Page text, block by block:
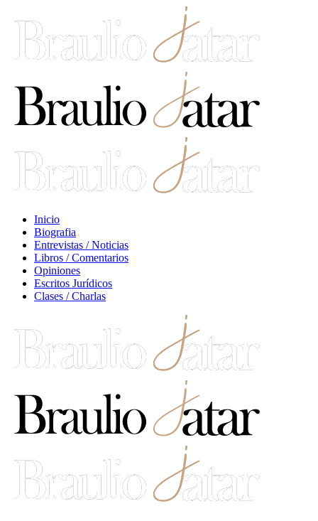
Inicio
Biografia
Entrevistas / Noticias
Libros / Comentarios
Opiniones
Escritos Jurídicos
Clases / Charlas